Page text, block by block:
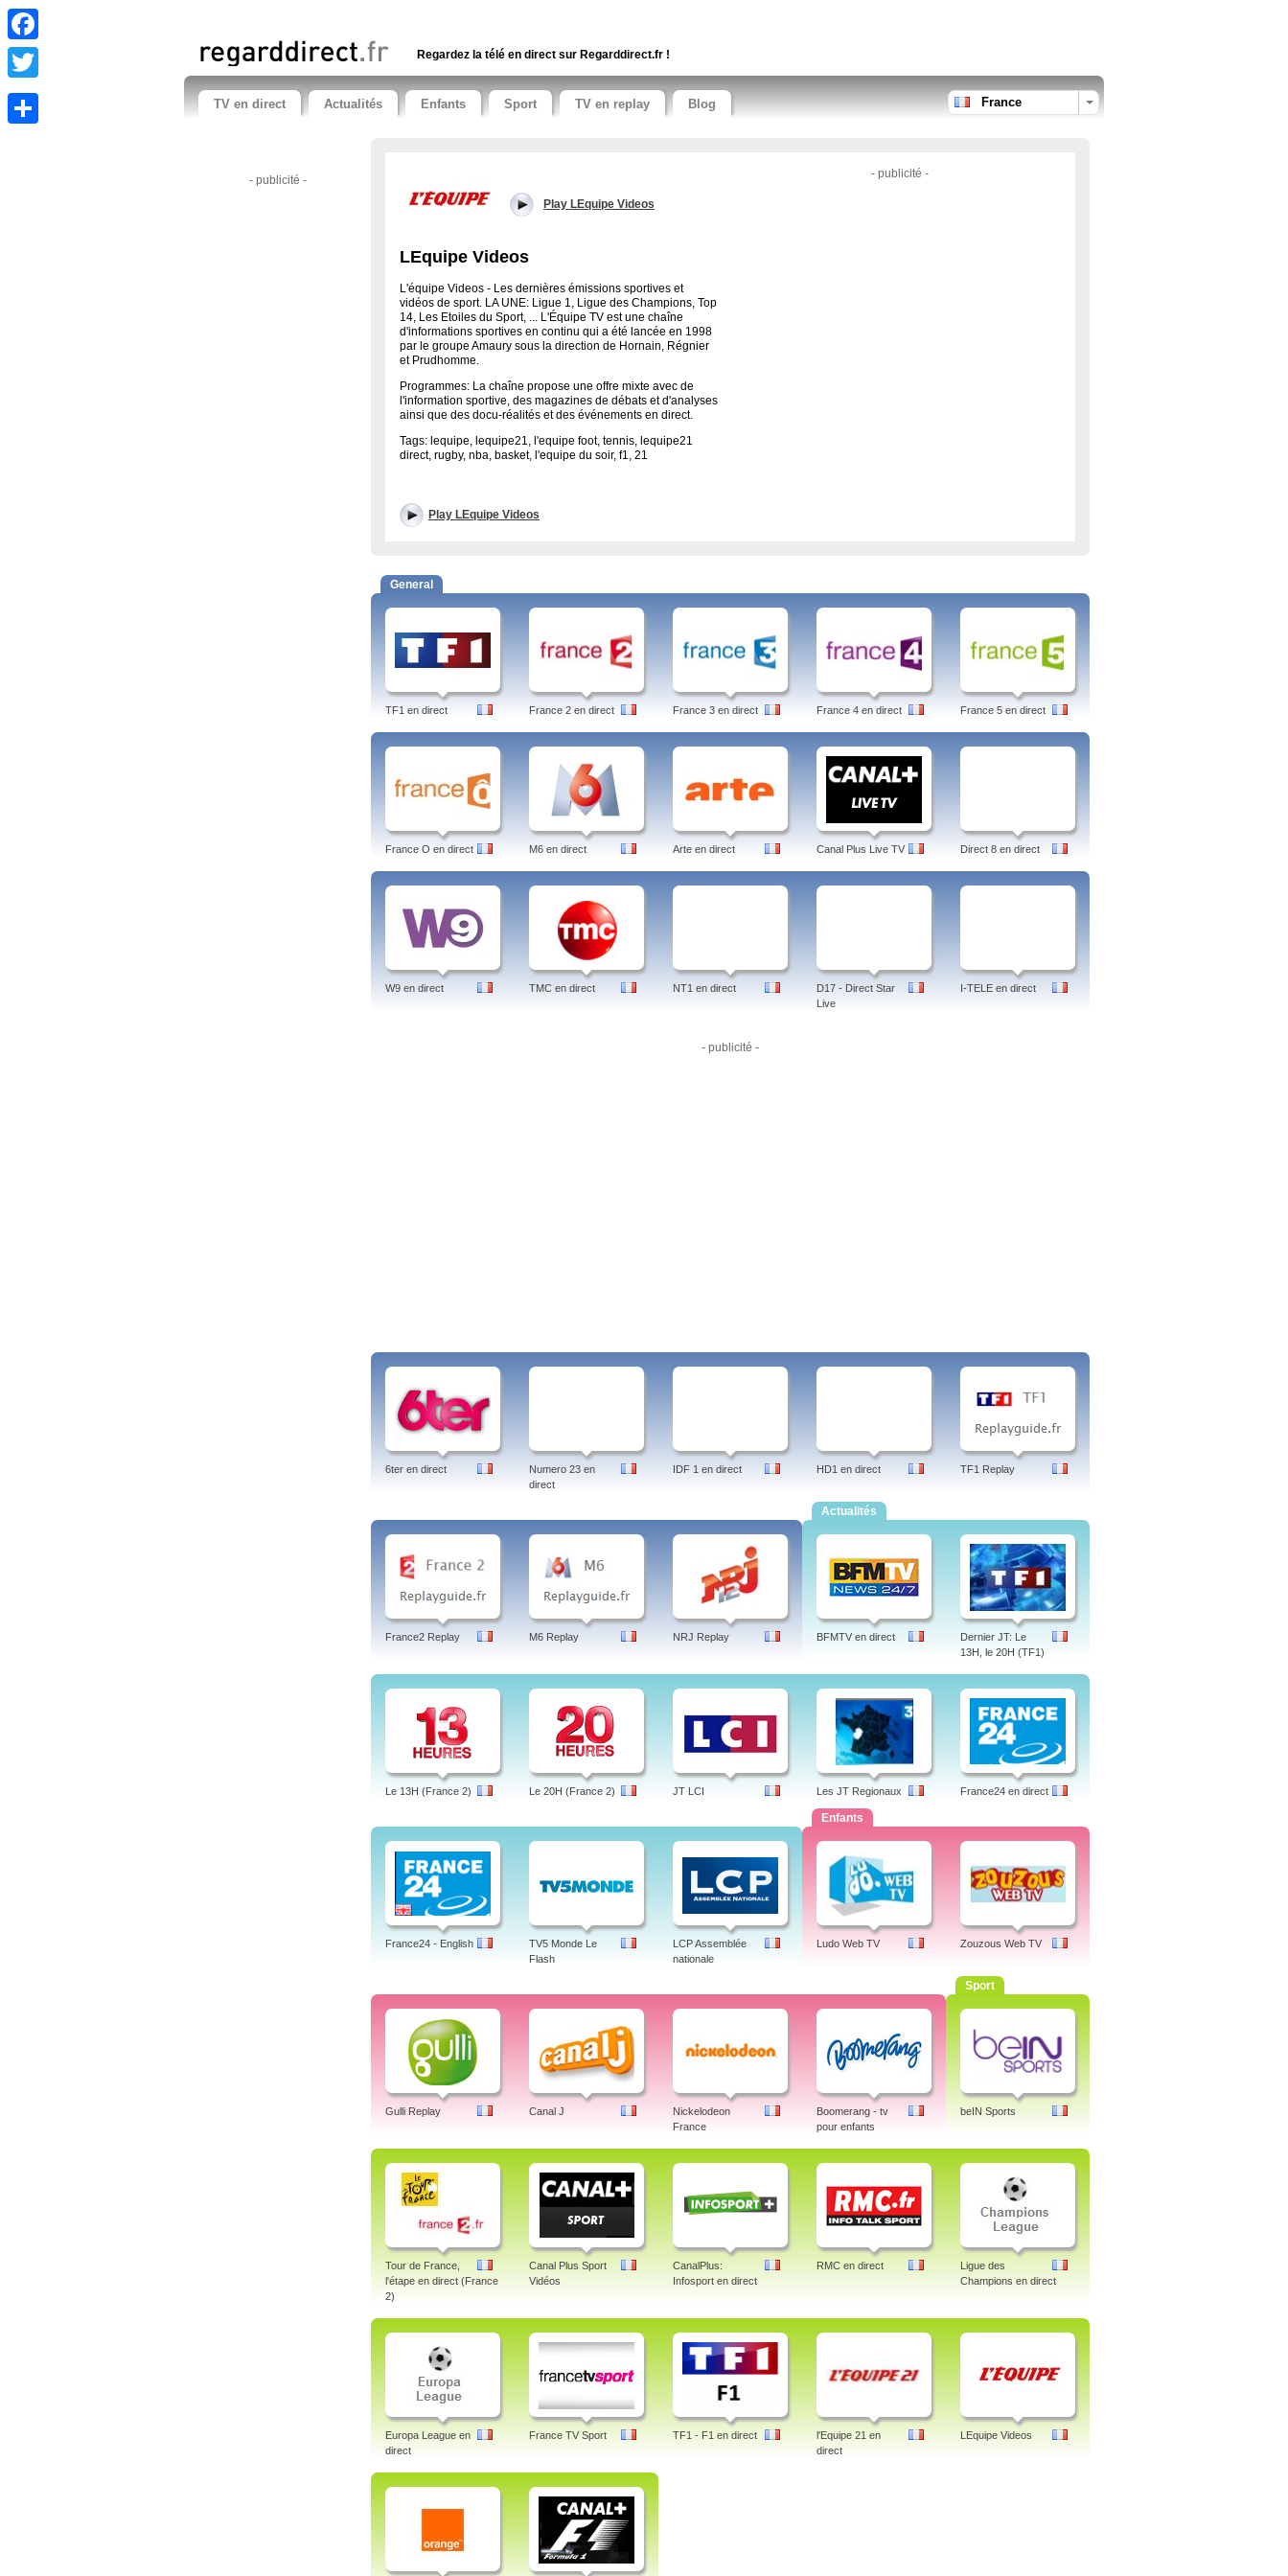
Facebook
Twitter
Regardez la télé en direct sur Regarddirect.fr !
TV en direct Actualités Enfants Sport TV en replay Blog France
- publicité - - publicité -
Play LEquipe Videos
LEquipe Videos
L'équipe Videos - Les dernières émissions sportives et
vidéos de sport. LA UNE: Ligue 1, Ligue des Champions, Top
14, Les Etoiles du Sport, ... L'Équipe TV est une chaîne
d'informations sportives en continu qui a été lancée en 1998
par le groupe Amaury sous la direction de Hornain, Régnier
et Prudhomme.
Programmes: La chaîne propose une offre mixte avec de
l'information sportive, des magazines de débats et d'analyses
ainsi que des docu-réalités et des événements en direct.
Tags: lequipe, lequipe21, l'equipe foot, tennis, lequipe21
direct, rugby, nba, basket, l'equipe du soir, f1, 21
Play LEquipe Videos
General
TF1 en direct France 2 en direct France 3 en direct France 4 en direct France 5 en direct
France O en direct M6 en direct Arte en direct Canal Plus Live TV Direct 8 en direct
W9 en direct TMC en direct NT1 en direct
D17 - Direct Star
Live
I-TELE en direct
- publicité -
6ter en direct
Numero 23 en
direct
IDF 1 en direct HD1 en direct TF1 Replay
France2 Replay M6 Replay NRJ Replay
Actualités
BFMTV en direct
Dernier JT: Le
13H, le 20H (TF1)
Le 13H (France 2) Le 20H (France 2) JT LCI Les JT Regionaux France24 en direct
France24 - English
TV5 Monde Le
Flash
LCP Assemblée
nationale
Enfants
Ludo Web TV Zouzous Web TV
Gulli Replay Canal J
Nickelodeon
France
Boomerang - tv
pour enfants
Sport
beIN Sports
Tour de France,
l'étape en direct (France
2)
Canal Plus Sport
Vidéos
CanalPlus:
Infosport en direct
RMC en direct
Ligue des
Champions en direct
Europa League en
direct
France TV Sport TF1 - F1 en direct
l'Equipe 21 en
direct
LEquipe Videos